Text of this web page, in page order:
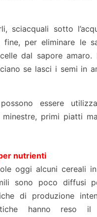
sciacquali sotto
per eliminare le
dal sapore
se lasci i semi in
essere
minestre, primi piatti
nutrienti
oggi alcuni cereali
sono poco diffusi
di produzione
hanno reso il